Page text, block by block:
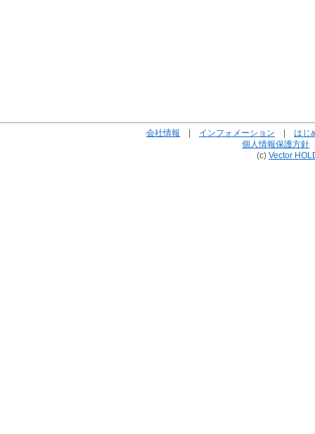
会社情報 インフォメーション
はじ
個人情報保護方針
(c) Vector